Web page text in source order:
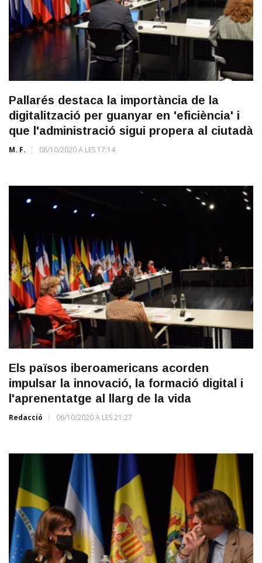
Pallarés destaca la importància de la
digitalització per guanyar en 'eficiència' i
que l'administració sigui propera al ciutadà
M. F. 08/10/2020 A LES 17:14
Els països iberoamericans acorden
impulsar la innovació, la formació digital i
l'aprenentatge al llarg de la vida
Redacció 06/10/2020 A LES 21:27